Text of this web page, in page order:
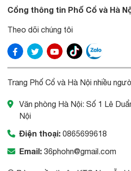
Cổng thông tin Phố Cổ và Hà
Theo dõi chúng tôi
Trang Phố Cổ và Hà Nội nhiều
Văn phòng Hà Nội: Số 1 Lê
Nội
Điện thoại: 0865699618
Email: 36phohn@gmail.com